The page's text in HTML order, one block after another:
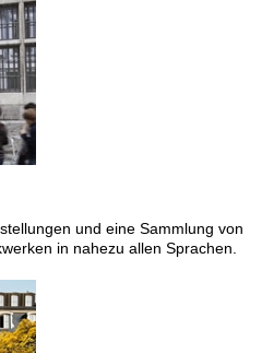
und eine Sammlung von
in nahezu allen Sprachen.